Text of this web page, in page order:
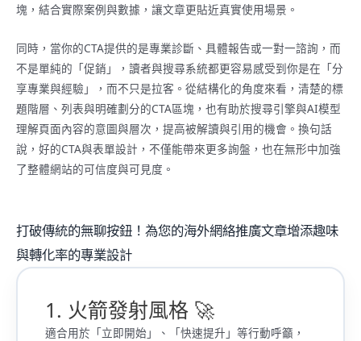
塊，結合實際案例與數據，讓文章更貼近真實使用場景。
同時，當你的CTA提供的是專業診斷、具體報告或一對一諮詢，而
不是單純的「促銷」，讀者與搜尋系統都更容易感受到你是在「分
享專業與經驗」，而不只是拉客。從結構化的角度來看，清楚的標
題階層、列表與明確劃分的CTA區塊，也有助於搜尋引擎與AI模型
理解頁面內容的意圖與層次，提高被解讀與引用的機會。換句話
說，好的CTA與表單設計，不僅能帶來更多詢盤，也在無形中加強
了整體網站的可信度與可見度。
打破傳統的無聊按鈕！為您的海外網絡推廣文章增添趣味
與轉化率的專業設計
1. 火箭發射風格 🚀
適合用於「立即開始」、「快速提升」等行動呼籲，